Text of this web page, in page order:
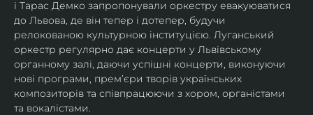
і Тарас Демко запропонували оркестру евакуюватися
до Львова, де він тепер і дотепер, будучи
релокованою культурною інституцією. Луганський
оркестр регулярно дає концерти у Львівському
органному залі, даючи успішні концерти, виконуючи
нові програми, прем’єри творів українських
композиторів та співпрацюючи з хором, органістами
та вокалістами.